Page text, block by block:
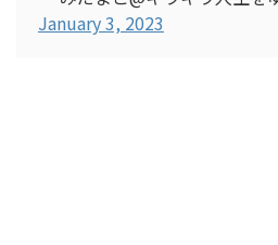
January 3, 2023